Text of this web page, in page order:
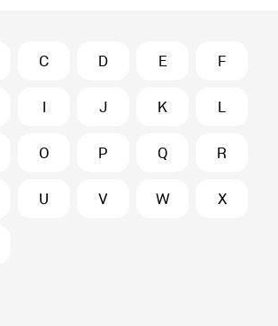
C D E F
I J K L
O P Q R
U V W X